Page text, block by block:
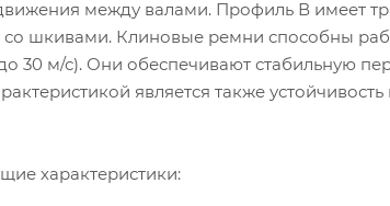
между валами. Профиль В имеет
шкивами. Клиновые ремни способны
30 м/с). Они обеспечивают стабильную
является также
характеристики: